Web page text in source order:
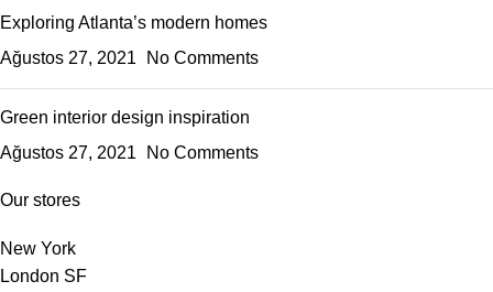
Exploring Atlanta’s modern homes
Ağustos 27, 2021
No Comments
Green interior design inspiration
Ağustos 27, 2021
No Comments
Our stores
New York
London SF